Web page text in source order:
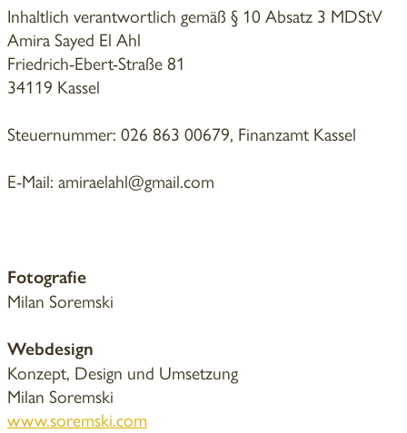
Inhaltlich verantwortlich gemäß § 10 Absatz 3 MDStV
Amira Sayed El Ahl
Friedrich-Ebert-Straße 81
34119 Kassel
Steuernummer: 026 863 00679, Finanzamt Kassel
E-Mail: amiraelahl@gmail.com
Fotografie
Milan Soremski
Webdesign
Konzept, Design und Umsetzung
Milan Soremski
www.soremski.com